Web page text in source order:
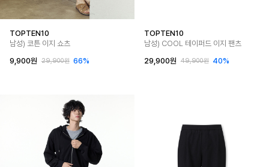
TOPTEN10
남성) 코튼 이지 쇼츠
9,900원
29,900원 66%
TOPTEN10
남성) COOL 테이퍼드 이지 팬츠
29,900원
49,900원 40%